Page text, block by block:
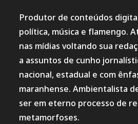
Produtor de conteúdos
política, música e flamengo.
nas mídias voltando sua
a assuntos de cunho
nacional, estadual e com
maranhense. Ambientalista
ser em eterno processo de
metamorfoses.